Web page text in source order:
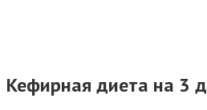
Кефирная диета на 3